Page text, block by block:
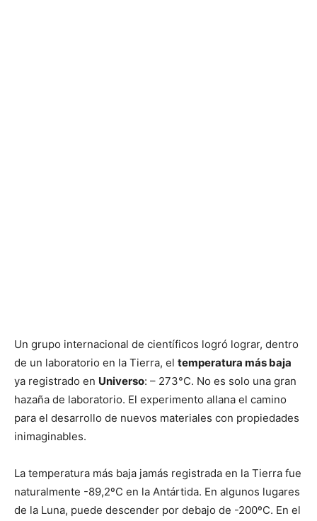
Un grupo internacional de científicos logró lograr, dentro
de un laboratorio en la Tierra, el temperatura más baja
ya registrado en Universo: – 273°C. No es solo una gran
hazaña de laboratorio. El experimento allana el camino
para el desarrollo de nuevos materiales con propiedades
inimaginables.
La temperatura más baja jamás registrada en la Tierra fue
naturalmente -89,2ºC en la Antártida. En algunos lugares
de la Luna, puede descender por debajo de -200ºC. En el